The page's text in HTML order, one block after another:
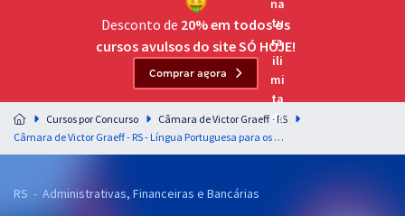
Acesso ilimitado a toda preparação para o Exame da
Residências Multiprofissionais
Preparação completa e intensiva para as principais
residências em saúde do Brasil
Desconto de 20% em todos os
cursos avulsos do site SÓ HOJE!
Comprar agora
Cursos por Concurso
Câmara de Victor Graeff - RS
Câmara de Victor Graeff - RS - Língua Portuguesa para os Cargos de Nível Superior com o Professor Lucas Lemos
RS - Administrativas, Financeiras e Bancárias